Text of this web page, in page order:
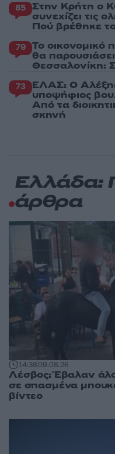
85 Στην Κρήτη ο
συνεχίζει τις
Πού βρέθηκε
79 Το
θα
Θεσσαλονίκη:
73 ΕΛΑΣ: Ο
υποψήφιος
Από τα
σκηνή
Ελλάδα:
άρθρα
14:3809.08.26
Λέσβος: Έβαλαν
σε σπασμένα
βίντεο